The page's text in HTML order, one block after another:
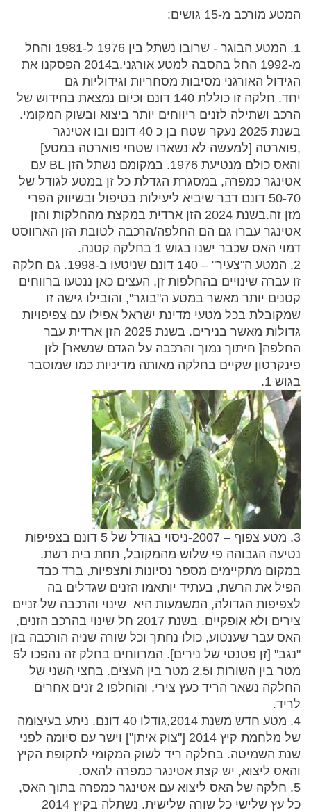
המטע מורכב מ-15 גושים:
1. המטע הבוגר - שרובו נשתל בין 1976 ל-1981 והחל
מ-1992 החל בהסבה למטע אורגני.ב2014 הפסקנו את
הגידול האורגני מסיבות מסחריות וגידוליות גם
יחד. חלקה זו כוללת 140 דונם וכיום נמצאת בחידוש של
הרכב ושתילה לזנים ריווחים יותר ביצוא ובשוק המקומי.
בשנת 2025 נעקר שטח בן כ 40 דונם ובו אטינגר
,פוארטה [למעשה לא נשארו שטחי פוארטה במטע]
והאס כולם מנטיעת 1976. במקומם נשתל הזן BL עם
אטינגר כמפרה, במסגרת הגדלת כל זן במטע לגודל של
50-70 דונם דבר שיביא ליעילות בטיפול ובשיווק הפרי
מזן זה.בשנת 2024 הזן ארדית במקצת מהחלקות והזן
אטינגר עברו גם הם החלפה/הרכבה לטובת הזן הארווסט
דמוי האס שכבר ישנו בגוש 1 בחלקה קטנה.
2. המטע ה"צעיר" – 140 דונם שניטעו ב-1998. גם חלקה
זו עברה שינויים בהחלפות זן, העצים כאן ננטעו ברווחים
קטנים יותר מאשר במטע ה"בוגר", והובילו גישה זו
שמקובלת בכל מטעי מדינת ישראל אפילו עם צפיפויות
גדולות מאשר בנירים. בשנת 2025 הזן ארדית עבר
החלפה[ חיתוך נמוך והרכבה על הגדם שנשאר] לזן
פינקרטון שקיים בחלקה מאותה מדיניות כמו שמוסבר
בגוש 1.
3. מטע צפוף – 2007-ניסוי בגודל של 5 דונם בצפיפות
נטיעה הגבוהה פי שלוש מהמקובל, תחת בית רשת.
במקום מתקיימים מספר נסיונות ותצפיות, ברד כבד
הפיל את הרשת, בעתיד יותאמו הזנים שגדלים בה
לצפיפות הגדולה, המשמעות היא שינוי והרכבה של זניים
צירים ולא אופקיים. בשנת 2017 חל שינוי בהרכב הזנים,
האס עבר שענטוע, כולו נחתך וכל שורה שניה הורכבה בזן
"נגב" [זן פטנטי של נירים]. המרווחים בחלק זה נהפכו ל5
מטר בין השורות ו2.5 מטר בין העצים. בחצי השני של
החלקה נשאר הריד כעץ צירי, והוחלפו 2 זנים אחרים
לריד.
4. מטע חדש משנת 2014,גודלו 40 דונם. ניתע בעיצומה
של מלחמת קיץ 2014 ["צוק איתן"] וישר עם סיומה לפני
שנת השמיטה. בחלקה ריד לשוק המקומי לתקופת הקיץ
והאס ליצוא, יש קצת אטינגר כמפרה להאס.
5. חלקה של האס ליצוא עם אטינגר כמפרה בתוך האס,
כל עץ שלישי כל שורה שלישית. נשתלה בקיץ 2014